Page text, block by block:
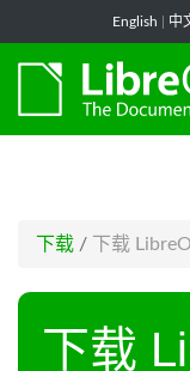
English 中
下载 / 下载
下载